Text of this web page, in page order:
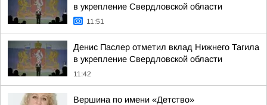
в укрепление Свердловской области
11:51
Денис Паслер отметил вклад Нижнего Тагила
в укрепление Свердловской области
11:42
Вершина по имени «Детство»